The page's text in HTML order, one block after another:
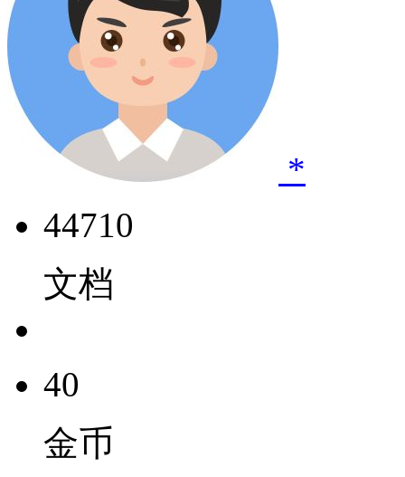
*
44710
文档
40
金币